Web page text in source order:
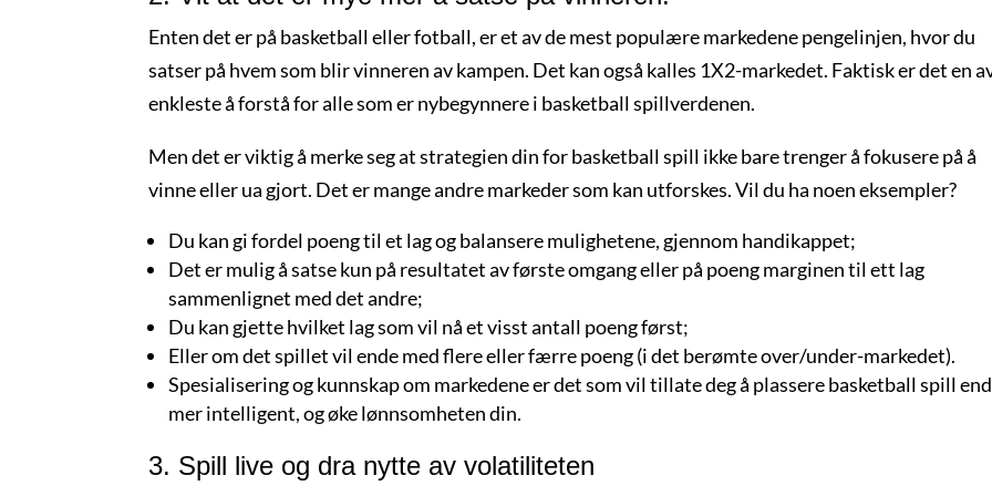
Enten det er på basketball eller fotball, er et av de mest populære markedene pengelinjen, hvor du
satser på hvem som blir vinneren av kampen. Det kan også kalles 1X2-markedet. Faktisk er det en
enkleste å forstå for alle som er nybegynnere i basketball spillverdenen.
Men det er viktig å merke seg at strategien din for basketball spill ikke bare trenger å fokusere på å
vinne eller ua gjort. Det er mange andre markeder som kan utforskes. Vil du ha noen eksempler?
Du kan gi fordel poeng til et lag og balansere mulighetene, gjennom handikappet;
Det er mulig å satse kun på resultatet av første omgang eller på poeng marginen til ett lag
sammenlignet med det andre;
Du kan gjette hvilket lag som vil nå et visst antall poeng først;
Eller om det spillet vil ende med flere eller færre poeng (i det berømte over/under-markedet).
Spesialisering og kunnskap om markedene er det som vil tillate deg å plassere basketball spill
mer intelligent, og øke lønnsomheten din.
3. Spill live og dra nytte av volatiliteten